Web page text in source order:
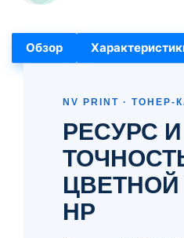
Обзор
NV PRINT ·
РЕСУРС И
ЦВЕТНОЙ
HP